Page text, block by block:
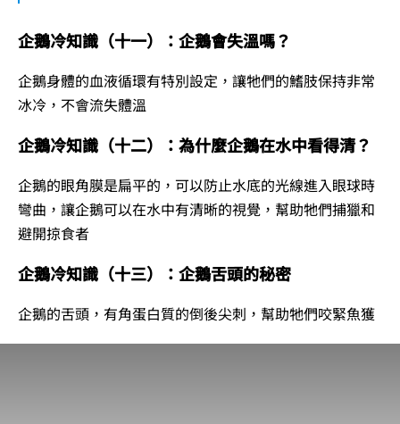
企鵝冷知識（十一）：企鵝會失溫嗎？
企鵝身體的血液循環有特別設定，讓牠們的鰭肢保持非常
冰冷，不會流失體溫
企鵝冷知識（十二）：為什麼企鵝在水中看得清？
企鵝的眼角膜是扁平的，可以防止水底的光線進入眼球時
彎曲，讓企鵝可以在水中有清晰的視覺，幫助牠們捕獵和
避開掠食者
企鵝冷知識（十三）：企鵝舌頭的秘密
企鵝的舌頭，有角蛋白質的倒後尖刺，幫助牠們咬緊魚獲